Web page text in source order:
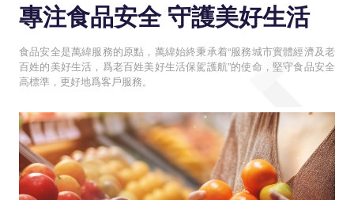
專注食品安全守護美好生活
食品安全是萬緯服務的原點，萬緯始終秉承着“服務城市實體經濟及老
百姓的美好生活，爲老百姓美好生活保駕護航”的使命，堅守食品安全
高標準，更好地爲客戶服務。